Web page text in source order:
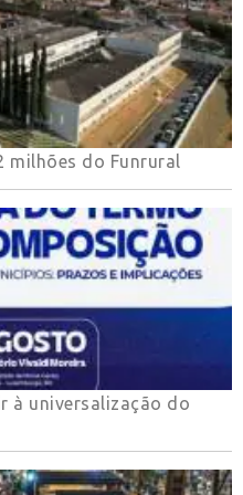
milhões do Funrural
à universalização do